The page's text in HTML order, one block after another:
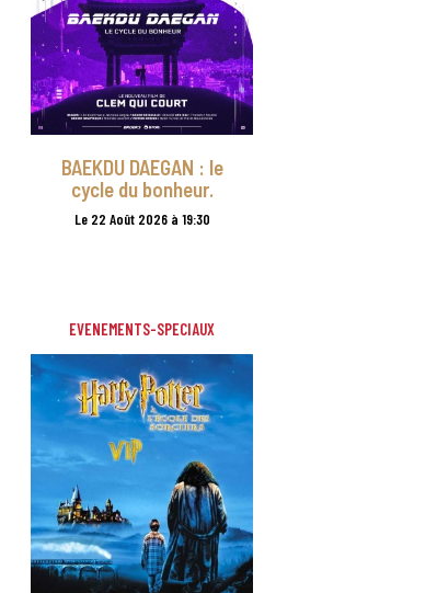
BAEKDU DAEGAN : le
cycle du bonheur.
Le 22 Août 2026 à 19:30
EVENEMENTS-SPECIAUX